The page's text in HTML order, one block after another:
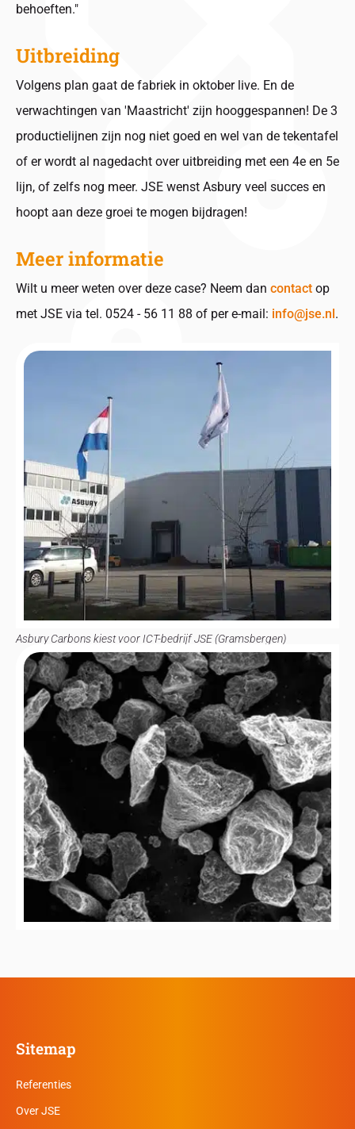
behoeften."
Uitbreiding
Volgens plan gaat de fabriek in oktober live. En de
verwachtingen van 'Maastricht' zijn hooggespannen! De 3
productielijnen zijn nog niet goed en wel van de tekentafel
of er wordt al nagedacht over uitbreiding met een 4e en 5e
lijn, of zelfs nog meer. JSE wenst Asbury veel succes en
hoopt aan deze groei te mogen bijdragen!
Meer informatie
Wilt u meer weten over deze case? Neem dan contact op
met JSE via tel. 0524 - 56 11 88 of per e-mail: info@jse.nl.
Asbury Carbons kiest voor ICT-bedrijf JSE (Gramsbergen)
Sitemap
Referenties
Over JSE